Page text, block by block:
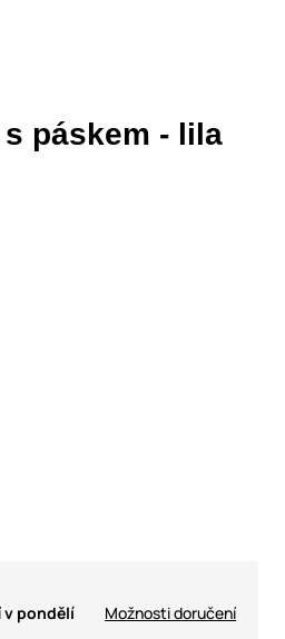
páskem - lila
v pondělí
Možnosti doručení